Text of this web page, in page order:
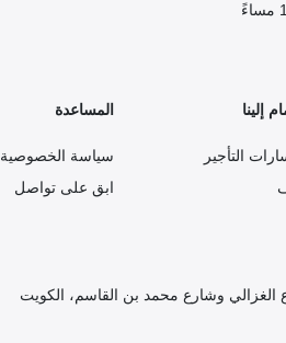
إلينا
التأجير
المساعدة
سياسة الخصوصية
ابق على تواصل
الغزالي وشارع محمد بن القاسم، الكويت